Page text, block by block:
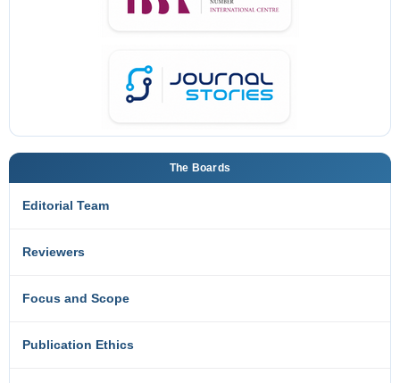
The Boards
Editorial Team
Reviewers
Focus and Scope
Publication Ethics